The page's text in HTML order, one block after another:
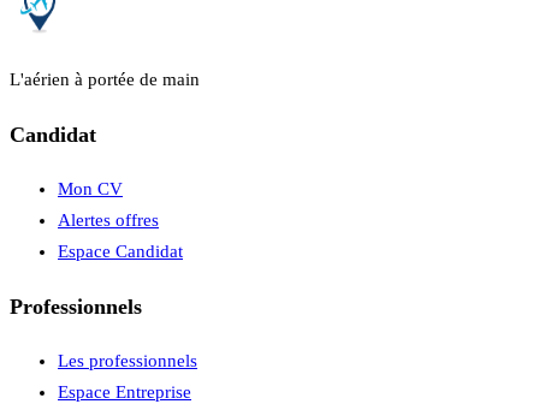
L'aérien à portée de main
Candidat
Mon CV
Alertes offres
Espace Candidat
Professionnels
Les professionnels
Espace Entreprise